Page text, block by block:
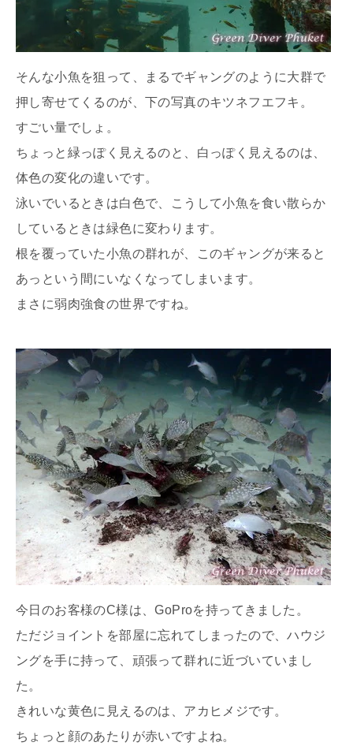
そんな小魚を狙って、まるでギャングのように大群で
押し寄せてくるのが、下の写真のキツネフエフキ。
すごい量でしょ。
ちょっと緑っぽく見えるのと、白っぽく見えるのは、
体色の変化の違いです。
泳いでいるときは白色で、こうして小魚を食い散らか
しているときは緑色に変わります。
根を覆っていた小魚の群れが、このギャングが来ると
あっという間にいなくなってしまいます。
まさに弱肉強食の世界ですね。
今日のお客様のC様は、GoProを持ってきました。
ただジョイントを部屋に忘れてしまったので、ハウジ
ングを手に持って、頑張って群れに近づいていまし
た。
きれいな黄色に見えるのは、アカヒメジです。
ちょっと顔のあたりが赤いですよね。